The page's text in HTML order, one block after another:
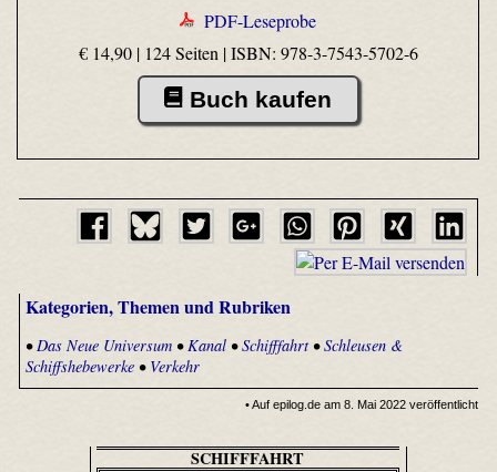
PDF-Leseprobe
€ 14,90 | 124 Seiten |ISBN: 978-3-7543-5702-6
Buch kaufen
Kategorien, Themen und Rubriken
•Das Neue Universum•Kanal•Schifffahrt•Schleusen &
Schiffshebewerke• Verkehr
• Auf epilog.de am 8. Mai 2022 veröffentlicht
SCHIFFFAHRT